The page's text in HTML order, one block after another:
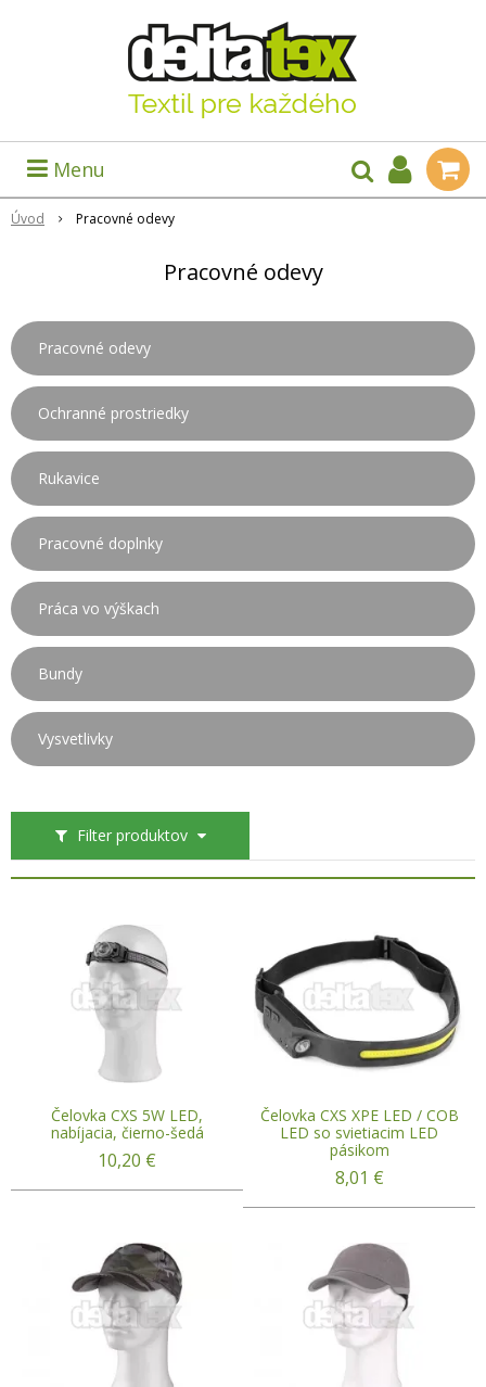
Menu
Úvod Pracovné odevy
Pracovné odevy
Pracovné odevy
Ochranné prostriedky
Rukavice
Pracovné doplnky
Práca vo výškach
Bundy
Vysvetlivky
Filter produktov
Čelovka CXS 5W LED,
nabíjacia, čierno-šedá
10,20 €
Čelovka CXS XPE LED / COB
LED so svietiacim LED
pásikom
8,01 €